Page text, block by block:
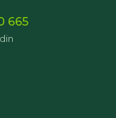
665